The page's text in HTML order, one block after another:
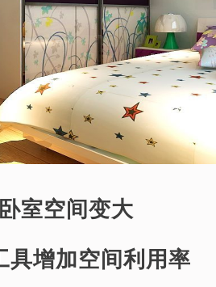
室空间变大
具增加空间利用率